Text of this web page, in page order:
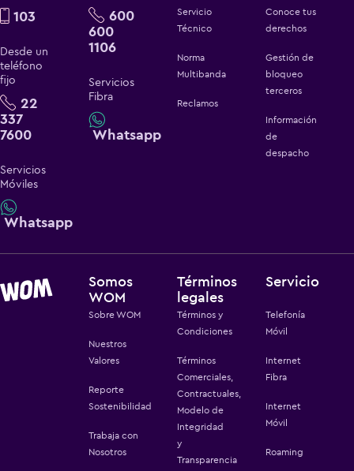
103
Desde un
teléfono
fijo
22
337
7600
Servicios
Móviles
Whatsapp
600
600
1106
Servicios
Fibra
Whatsapp
Servicio
Técnico
Norma
Multibanda
Reclamos
Conoce tus
derechos
Gestión de
bloqueo
terceros
Información
de
despacho
Somos
WOM
Sobre WOM
Nuestros
Valores
Reporte
Sostenibilidad
Trabaja con
Nosotros
Términos
legales
Términos y
Condiciones
Términos
Comerciales,
Contractuales,
Modelo de
Integridad
y
Transparencia
Servicio
Telefonía
Móvil
Internet
Fibra
Internet
Móvil
Roaming